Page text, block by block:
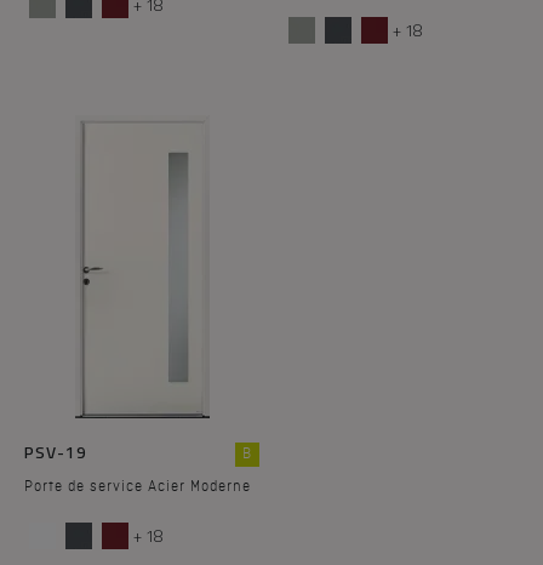
+ 18
PSV-19
Porte de service Acier Moderne
B
+ 18